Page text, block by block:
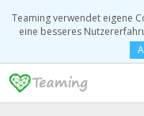
Teaming verwendet eigene
eine besseres